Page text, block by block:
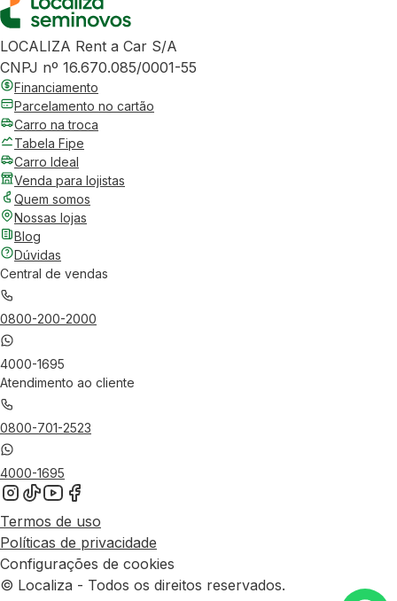
LOCALIZA Rent a Car S/A
CNPJ nº 16.670.085/0001-55
Financiamento
Parcelamento no cartão
Carro na troca
Tabela Fipe
Carro Ideal
Venda para lojistas
Quem somos
Nossas lojas
Blog
Dúvidas
Central de vendas
0800-200-2000
4000-1695
Atendimento ao cliente
0800-701-2523
4000-1695
Termos de uso
Políticas de privacidade
Configurações de cookies
© Localiza - Todos os direitos reservados.